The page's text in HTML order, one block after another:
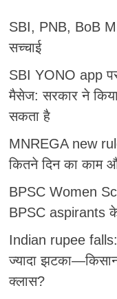
SBI, PNB, BoB
सच्चाई
SBI YONO app
मैसेज: सरकार ने
सकता है
MNREGA new
कितने दिन का काम
BPSC Women
BPSC aspirants
Indian rupee
ज्यादा
क्लास?